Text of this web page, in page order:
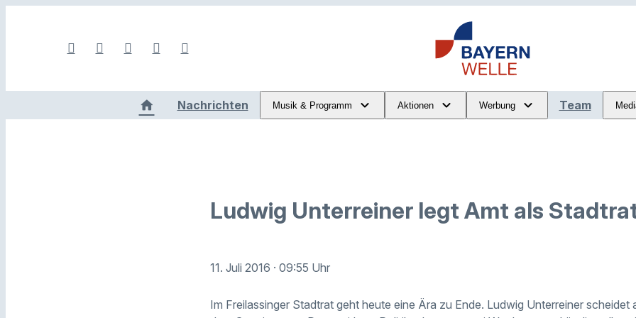
Nachrichten Musik & Programm Aktionen Werbung Team
Ludwig Unterreiner legt Amt als
11. Juli 2016 · 09:55 Uhr
Im Freilassinger Stadtrat geht heute eine Ära zu Ende. Ludwig Unterreiner scheidet